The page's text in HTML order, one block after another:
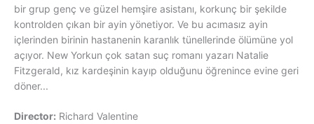
bir grup genç ve güzel hemşire asistanı, korkunç bir şekilde
kontrolden çıkan bir ayin yönetiyor. Ve bu acımasız ayin
içlerinden birinin hastanenin karanlık tünellerinde ölümüne yol
açıyor. New Yorkun çok satan suç romanı yazarı Natalie
Fitzgerald, kız kardeşinin kayıp olduğunu öğrenince evine geri
döner...
Director: Richard Valentine